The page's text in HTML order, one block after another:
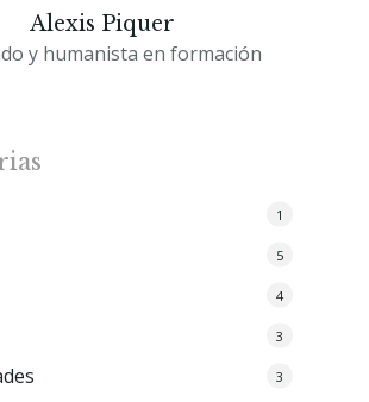
Alexis Piquer
y humanista en formación
1
5
4
3
3